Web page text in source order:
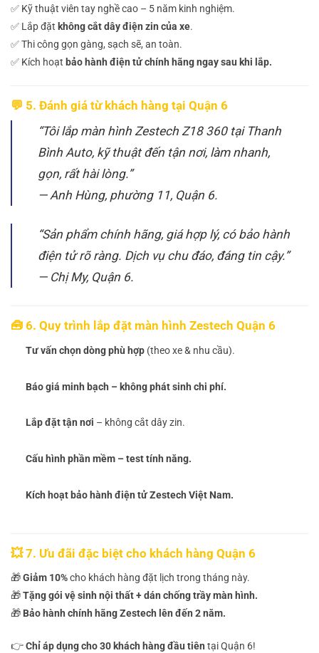
✅ Kỹ thuật viên tay nghề cao – 5 năm kinh nghiệm.
✅ Lắp đặt không cắt dây điện zin của xe.
✅ Thi công gọn gàng, sạch sẽ, an toàn.
✅ Kích hoạt bảo hành điện tử chính hãng ngay sau khi lắp.
💬 5. Đánh giá từ khách hàng tại Quận 6
“Tôi lắp màn hình Zestech Z18 360 tại Thanh
Bình Auto, kỹ thuật đến tận nơi, làm nhanh,
gọn, rất hài lòng.”
—Anh Hùng, phường 11, Quận 6.
“Sản phẩm chính hãng, giá hợp lý, có bảo hành
điện tử rõ ràng. Dịch vụ chu đáo, đáng tin cậy.”
— Chị My, Quận 6.
🧰 6. Quy trình lắp đặt màn hình Zestech Quận 6
Tư vấn chọn dòng phù hợp(theo xe & nhu cầu).
Báo giá minh bạch – không phát sinh chi phí.
Lắp đặt tận nơi – không cắt dây zin.
Cấu hình phần mềm – test tính năng.
Kích hoạt bảo hành điện tử Zestech Việt Nam.
💥 7. Ưu đãi đặc biệt cho khách hàng Quận 6
🎁Giảm 10%cho khách hàng đặt lịch trong tháng này.
🎁Tặng gói vệ sinh nội thất + dán chống trầy màn hình.
🎁 Bảo hành chính hãng Zestech lên đến 2 năm.
👉Chỉ áp dụng cho 30 khách hàng đầu tiên tại Quận 6!